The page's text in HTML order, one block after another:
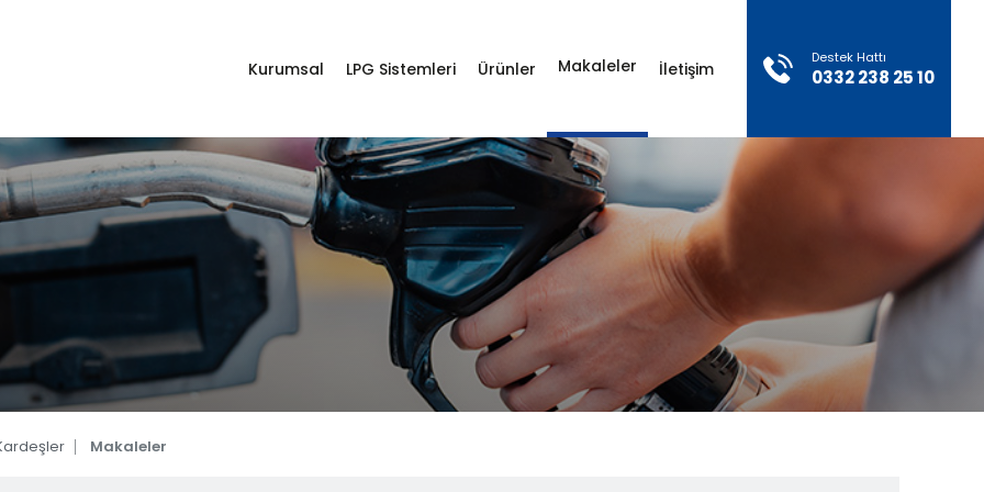
Destek Hattı
0332 238 25 10
Whatsapp Hattı
+905531433917
Sosyal Medya
Hesaplarımız
Kurumsal LPG Sistemleri Ürünler Makaleler İletişim
Destek Hattı
0332 238 25 10
Otogaz Dönüşüm Ürünleri
Makaleler